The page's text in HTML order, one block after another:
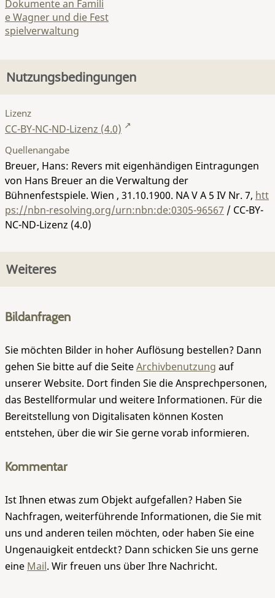
Dokumente an Famili
e Wagner und die Fest
spielverwaltung
Nutzungsbedingungen
Lizenz
CC-BY-NC-ND-Lizenz (4.0)
Quellenangabe
Breuer, Hans: Revers mit eigenhändigen Eintragungen
von Hans Breuer an die Verwaltung der
Bühnenfestspiele. Wien , 31.10.1900. NA V A 5 IV Nr. 7, htt
ps://nbn-resolving.org/urn:nbn:de:0305-96567 / CC-BY-
NC-ND-Lizenz (4.0)
Weiteres
Bildanfragen
Sie möchten Bilder in hoher Auflösung bestellen? Dann
gehen Sie bitte auf die SeiteArchivbenutzung auf
unserer Website. Dort finden Sie die Ansprechpersonen,
das Bestellformular und weitere Informationen. Für die
Bereitstellung von Digitalisaten können Kosten
entstehen, über die wir Sie gerne vorab informieren.
Kommentar
Ist Ihnen etwas zum Objekt aufgefallen? Haben Sie
Nachfragen, weiterführende Informationen, die Sie mit
uns und anderen teilen möchten, oder haben Sie eine
Ungenauigkeit entdeckt? Dann schicken Sie uns gerne
eine Mail. Wir freuen uns über Ihre Nachricht.